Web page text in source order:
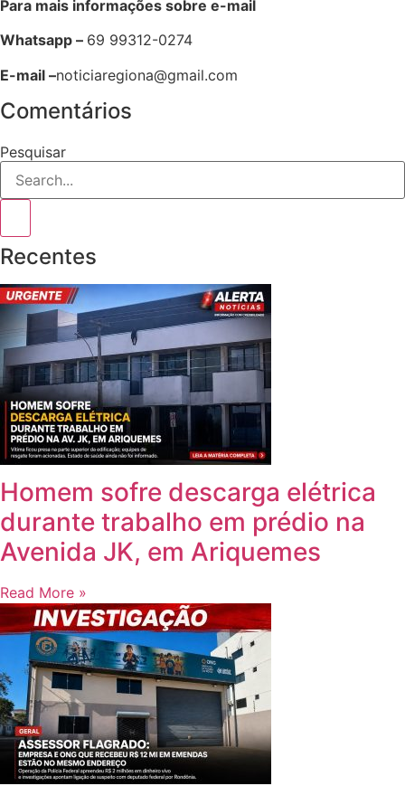
Para mais informações sobre e-mail
Whatsapp – 69 99312-0274
E-mail –noticiaregiona@gmail.com
Comentários
Pesquisar
Recentes
Homem sofre descarga elétrica
durante trabalho em prédio na
Avenida JK, em Ariquemes
Read More »